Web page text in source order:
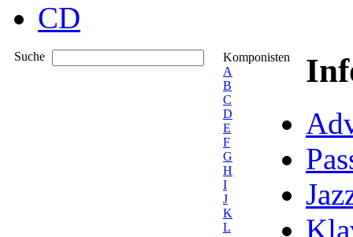
CD
Suche
Komponisten
A
B
C
D
E
F
G
H
I
J
K
L